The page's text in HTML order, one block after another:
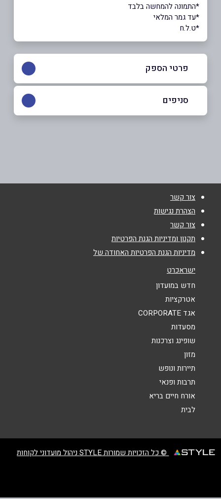
*התמונה להמחשה בלבד
*עד גמר המלאי
*ט.ל.ח
פרטי הספק
נושא*
אנא חזרו אלי בקשר ל...
סניפים
צור קשר
הצהרת נגישות
צור קשר
תקנון ומדיניות הגנת הפרטיות
מדיניות הגנת הפרטיות האחודה של
ישראכרט
חדש במועדון
אטרקציות
אגד CORPORATE
מסעדות
שופינג וצרכנות
מזון
תיירות ונופש
תרבות ופנאי
אורח חיים בריא
לבית
© כל הזכויות שמורות STYLE ניהול מועדוני לקוחות